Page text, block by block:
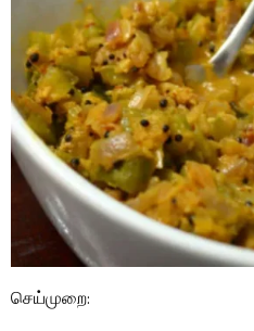
செய்முறை: